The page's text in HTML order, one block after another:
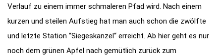
Verlauf zu einem immer schmaleren Pfad wird. Nach einem
kurzen und steilen Aufstieg hat man auch schon die zwölfte
und letzte Station “Siegeskanzel“ erreicht. Ab hier geht es nur
noch dem grünen Apfel nach gemütlich zurück zum